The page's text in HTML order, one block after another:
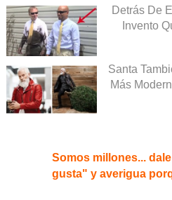
Detrás De
Invento
Santa
Más
Somos millones...
gusta" y averigua